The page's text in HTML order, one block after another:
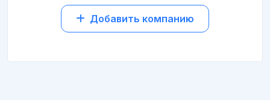
Добавить компанию